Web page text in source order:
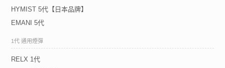
HYMIST 5代【日本品牌】
EMANI 5代
1代 通用煙彈
RELX 1代